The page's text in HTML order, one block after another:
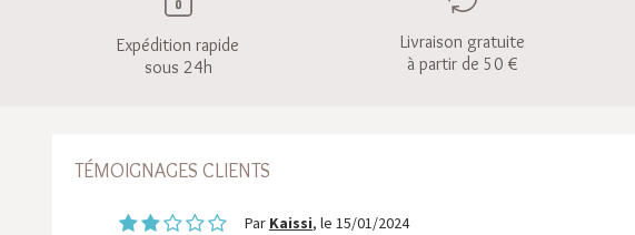
Expédition rapide
sous 24h
Livraison gratuite
à partir de 50 €
TÉMOIGNAGES CLIENTS
Par Kaissi, le 15/01/2024